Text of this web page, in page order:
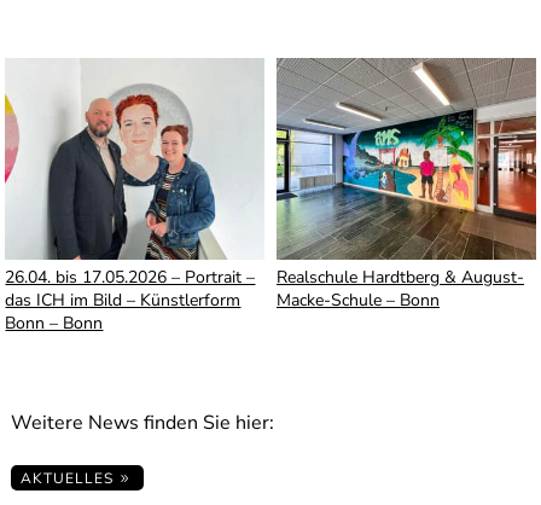
26.04. bis 17.05.2026 – Portrait –
das ICH im Bild – Künstlerform
Bonn – Bonn
Realschule Hardtberg & August-
Macke-Schule – Bonn
Weitere News finden Sie hier:
AKTUELLES